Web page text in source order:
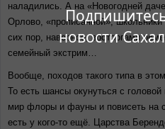
новости
наладились. А на «Новогодней
Орлово, «прописанной»,
сих пор, наверное, восторгами
семейный экстрим…
Вообще, походов такого типа в
То есть шансы окунуться с
мир флоры и фауны и повисеть на
есть у кого-то ещё. Царства